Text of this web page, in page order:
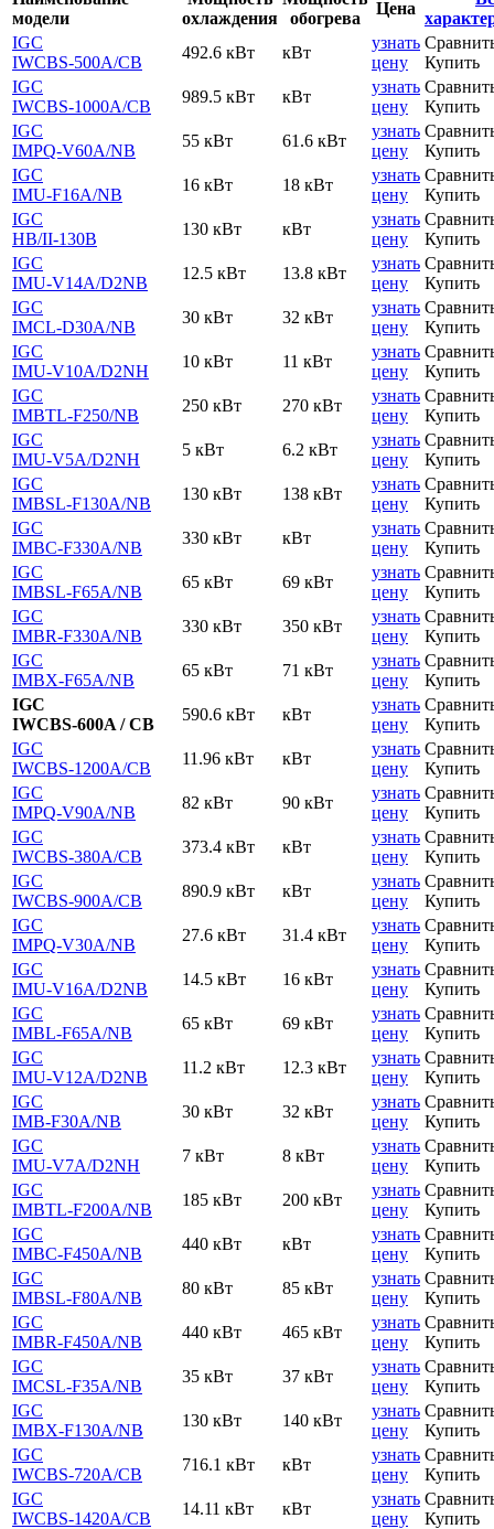
модели
охлаждения
обогрева
Цена
IGC
IWCBS-500A/CB
492.6 кВт кВт
узнать
цену
Купить
IGC
IWCBS-1000A/CB
989.5 кВт кВт
узнать
цену
Купить
IGC
IMPQ-V60A/NB
55 кВт 61.6 кВт
узнать
цену
Купить
IGC
IMU-F16A/NB
16 кВт 18 кВт
узнать
цену
Купить
IGC
HB/II-130B
130 кВт кВт
узнать
цену
Купить
IGC
IMU-V14A/D2NB
12.5 кВт 13.8 кВт
узнать
цену
Купить
IGC
IMCL-D30A/NB
30 кВт 32 кВт
узнать
цену
Купить
IGC
IMU-V10A/D2NH
10 кВт 11 кВт
узнать
цену
Купить
IGC
IMBTL-F250/NB
250 кВт 270 кВт
узнать
цену
Купить
IGC
IMU-V5A/D2NH
5 кВт 6.2 кВт
узнать
цену
Купить
IGC
IMBSL-F130A/NB
130 кВт 138 кВт
узнать
цену
Купить
IGC
IMBC-F330A/NB
330 кВт кВт
узнать
цену
Купить
IGC
IMBSL-F65A/NB
65 кВт 69 кВт
узнать
цену
Купить
IGC
IMBR-F330A/NB
330 кВт 350 кВт
узнать
цену
Купить
IGC
IMBX-F65A/NB
65 кВт 71 кВт
узнать
цену
Купить
IGC
IWCBS-600A / CB
590.6 кВт кВт
узнать
цену
Купить
IGC
IWCBS-1200A/CB
11.96 кВт кВт
узнать
цену
Купить
IGC
IMPQ-V90A/NB
82 кВт 90 кВт
узнать
цену
Купить
IGC
IWCBS-380A/CB
373.4 кВт кВт
узнать
цену
Купить
IGC
IWCBS-900A/CB
890.9 кВт кВт
узнать
цену
Купить
IGC
IMPQ-V30A/NB
27.6 кВт 31.4 кВт
узнать
цену
Купить
IGC
IMU-V16A/D2NB
14.5 кВт 16 кВт
узнать
цену
Купить
IGC
IMBL-F65A/NB
65 кВт 69 кВт
узнать
цену
Купить
IGC
IMU-V12A/D2NB
11.2 кВт 12.3 кВт
узнать
цену
Купить
IGC
IMB-F30A/NB
30 кВт 32 кВт
узнать
цену
Купить
IGC
IMU-V7A/D2NH
7 кВт 8 кВт
узнать
цену
Купить
IGC
IMBTL-F200A/NB
185 кВт 200 кВт
узнать
цену
Купить
IGC
IMBC-F450A/NB
440 кВт кВт
узнать
цену
Купить
IGC
IMBSL-F80A/NB
80 кВт 85 кВт
узнать
цену
Купить
IGC
IMBR-F450A/NB
440 кВт 465 кВт
узнать
цену
Купить
IGC
IMCSL-F35A/NB
35 кВт 37 кВт
узнать
цену
Купить
IGC
IMBX-F130A/NB
130 кВт 140 кВт
узнать
цену
Купить
IGC
IWCBS-720A/CB
716.1 кВт кВт
узнать
цену
Купить
IGC
IWCBS-1420A/CB
14.11 кВт кВт
узнать
цену
Купить